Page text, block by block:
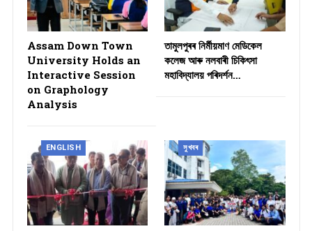
Assam Down Town
University Holds an
Interactive Session
on Graphology
Analysis
তামুলপুৰৰ নিৰ্মীয়মাণ মেডিকেল
কলেজ আৰু নলবাৰী চিকিৎসা
মহাবিদ্যালয় পৰিদৰ্শন…
ENGLISH সুখবৰ